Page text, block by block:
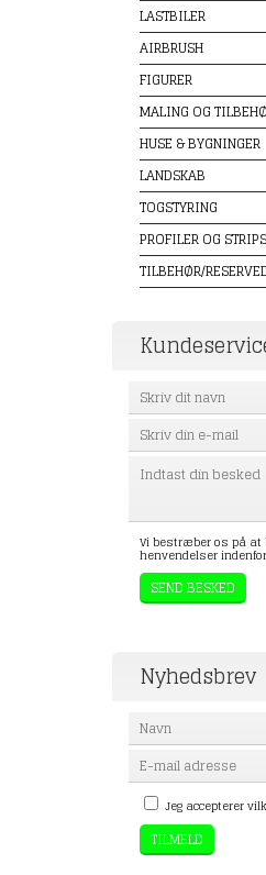
LASTBILER
AIRBRUSH
FIGURER
MALING OG
HUSE & BYGNINGER
LANDSKAB
TOGSTYRING
PROFILER OG STRIPS
TILBEHØR/
Vi bestræber os på at
henvendelser
Nyhedsbrev
Jeg accepterer